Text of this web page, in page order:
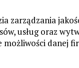
zarządzania
usług oraz
danej